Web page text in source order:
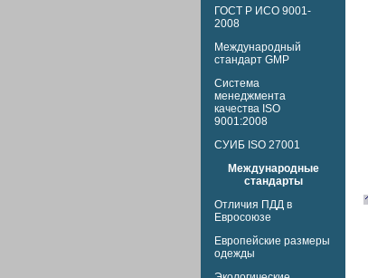
ГОСТ Р ИСО 9001-
2008
Международный
стандарт GMP
Система
менеджмента
качества ISO
9001:2008
СУИБ ISO 27001
Международные
стандарты
Отличия ПДД в
Евросоюзе
Европейские размеры
одежды